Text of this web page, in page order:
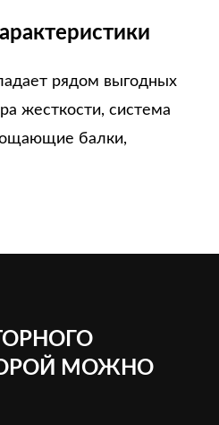
рядом выгодных
жесткости, система
балки,
МОЖНО